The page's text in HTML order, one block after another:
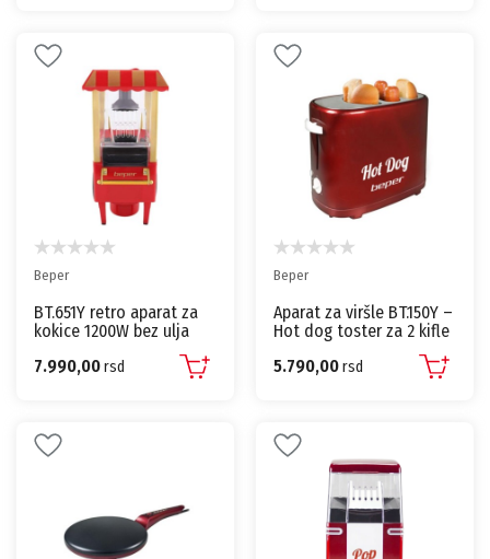
Beper
BT.651Y retro aparat za
kokice 1200W bez ulja
7.990,00rsd
Beper
Aparat za viršle BT.150Y –
Hot dog toster za 2 kifle
5.790,00rsd